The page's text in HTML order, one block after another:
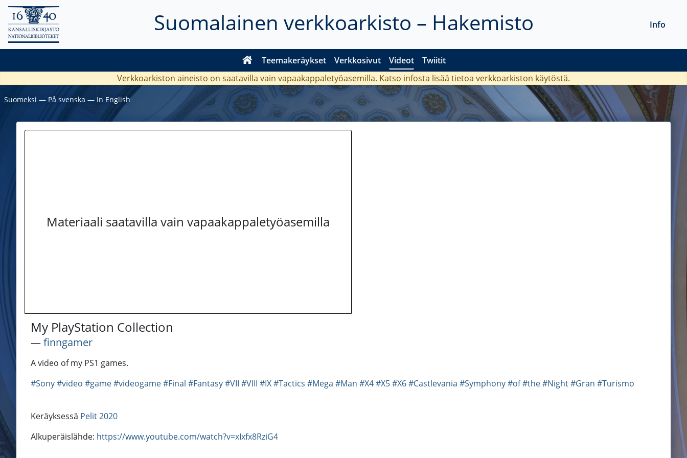
Suomalainen verkkoarkisto – Hakemisto
Teemakeräykset Verkkosivut Videot Twiitit
Info
Verkkoarkiston aineisto on saatavilla vain vapaakappaletyöasemilla. Katso infosta lisää tietoa verkkoarkiston käytöstä.
Suomeksi ― På svenska ― In English
Materiaali saatavilla vain vapaakappaletyöasemilla
My PlayStation Collection
―finngamer
A video of my PS1 games.
#Sony#video #game#videogame#Final #Fantasy#VII #VIII #IX#Tactics #Mega #Man #X4#X5#X6#Castlevania #Symphony#of#the#Night#Gran #Turismo
Keräyksessä Pelit 2020
Alkuperäislähde: https://www.youtube.com/watch?v=xIxfx8RziG4